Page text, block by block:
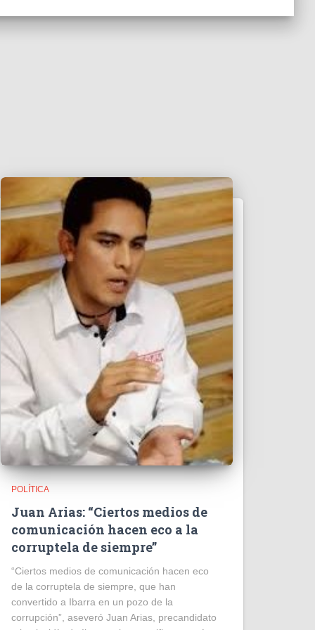
POLÍTICA
Juan Arias: “Ciertos medios de
comunicación hacen eco a la
corruptela de siempre”
“Ciertos medios de comunicación hacen eco
de la corruptela de siempre, que han
convertido a Ibarra en un pozo de la
corrupción”, aseveró Juan Arias, precandidato